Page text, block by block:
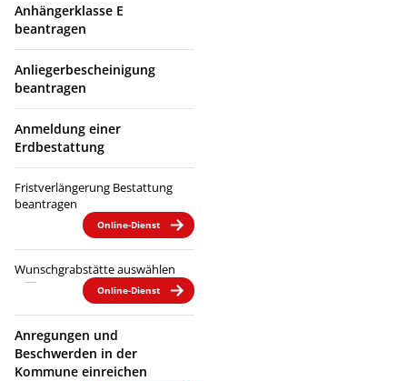
Anhängerklasse E
beantragen
Anliegerbescheinigung
beantragen
Anmeldung einer
Erdbestattung
Fristverlängerung Bestattung
beantragen
Online-Dienst
Wunschgrabstätte auswählen
Online-Dienst
Anregungen und
Beschwerden in der
Kommune einreichen